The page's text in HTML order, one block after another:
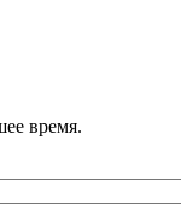
время.